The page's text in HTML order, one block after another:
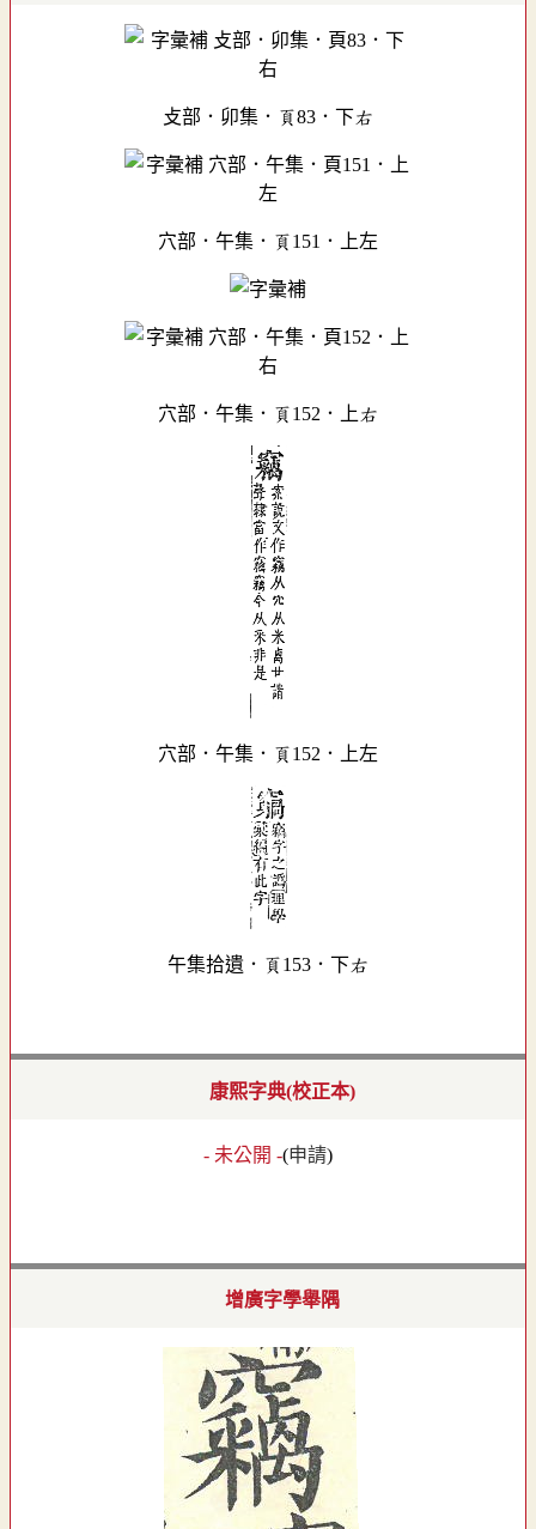
攴部．卯集．頁83．下右
穴部．午集．頁151．上左
穴部．午集．頁152．上右
穴部．午集．頁152．上左
午集拾遺．頁153．下右
康熙字典(校正本)
- 未公開 -(申請)
增廣字學舉隅